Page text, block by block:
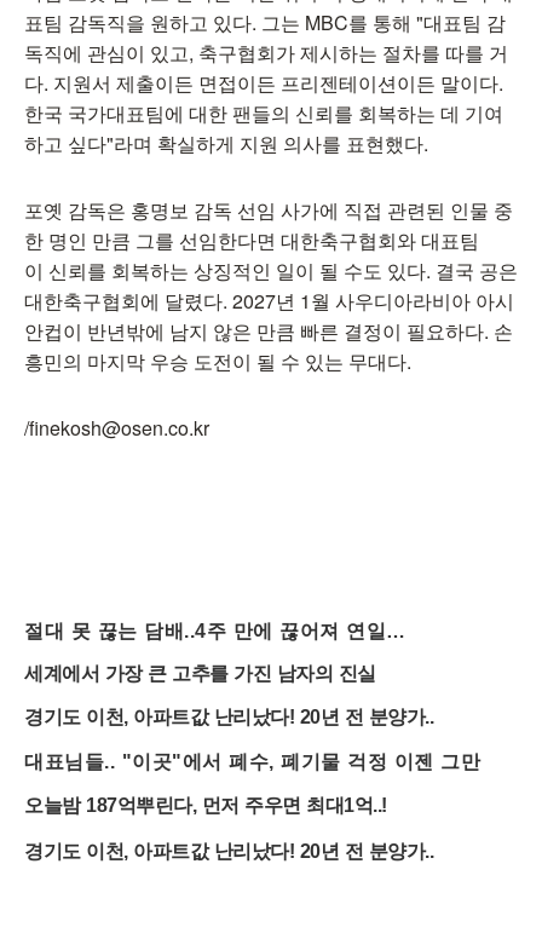
표팀 감독직을 원하고 있다. 그는 MBC를 통해 "대표팀 감
독직에 관심이 있고, 축구협회가 제시하는 절차를 따를 거
다. 지원서 제출이든 면접이든 프리젠테이션이든 말이다.
한국 국가대표팀에 대한 팬들의 신뢰를 회복하는 데 기여
하고 싶다"라며 확실하게 지원 의사를 표현했다.
포옛 감독은 홍명보 감독 선임 사가에 직접 관련된 인물 중
한 명인 만큼 그를 선임한다면 대한축구협회와 대표팀
이 신뢰를 회복하는 상징적인 일이 될 수도 있다. 결국 공은
대한축구협회에 달렸다. 2027년 1월 사우디아라비아 아시
안컵이 반년밖에 남지 않은 만큼 빠른 결정이 필요하다. 손
흥민의 마지막 우승 도전이 될 수 있는 무대다.
/finekosh@osen.co.kr